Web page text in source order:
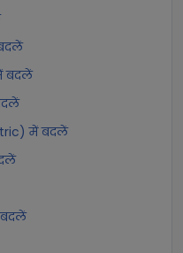
बदलें
में बदलें
बदलें